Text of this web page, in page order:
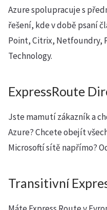
Azure spolupracuje s
řešení, kde v době psaní
Point, Citrix, Netfoundry,
Technology.
ExpressRoute
Jste mamutí zákazník a
Azure? Chcete obejít
Microsoftí sítě napřímo?
Transitivní